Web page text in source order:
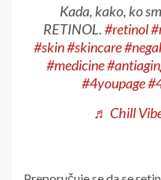
Kada, kako, ko
RETINOL.#retinol
#skin#skincare
#medicine
#4youpage
♬ Chill